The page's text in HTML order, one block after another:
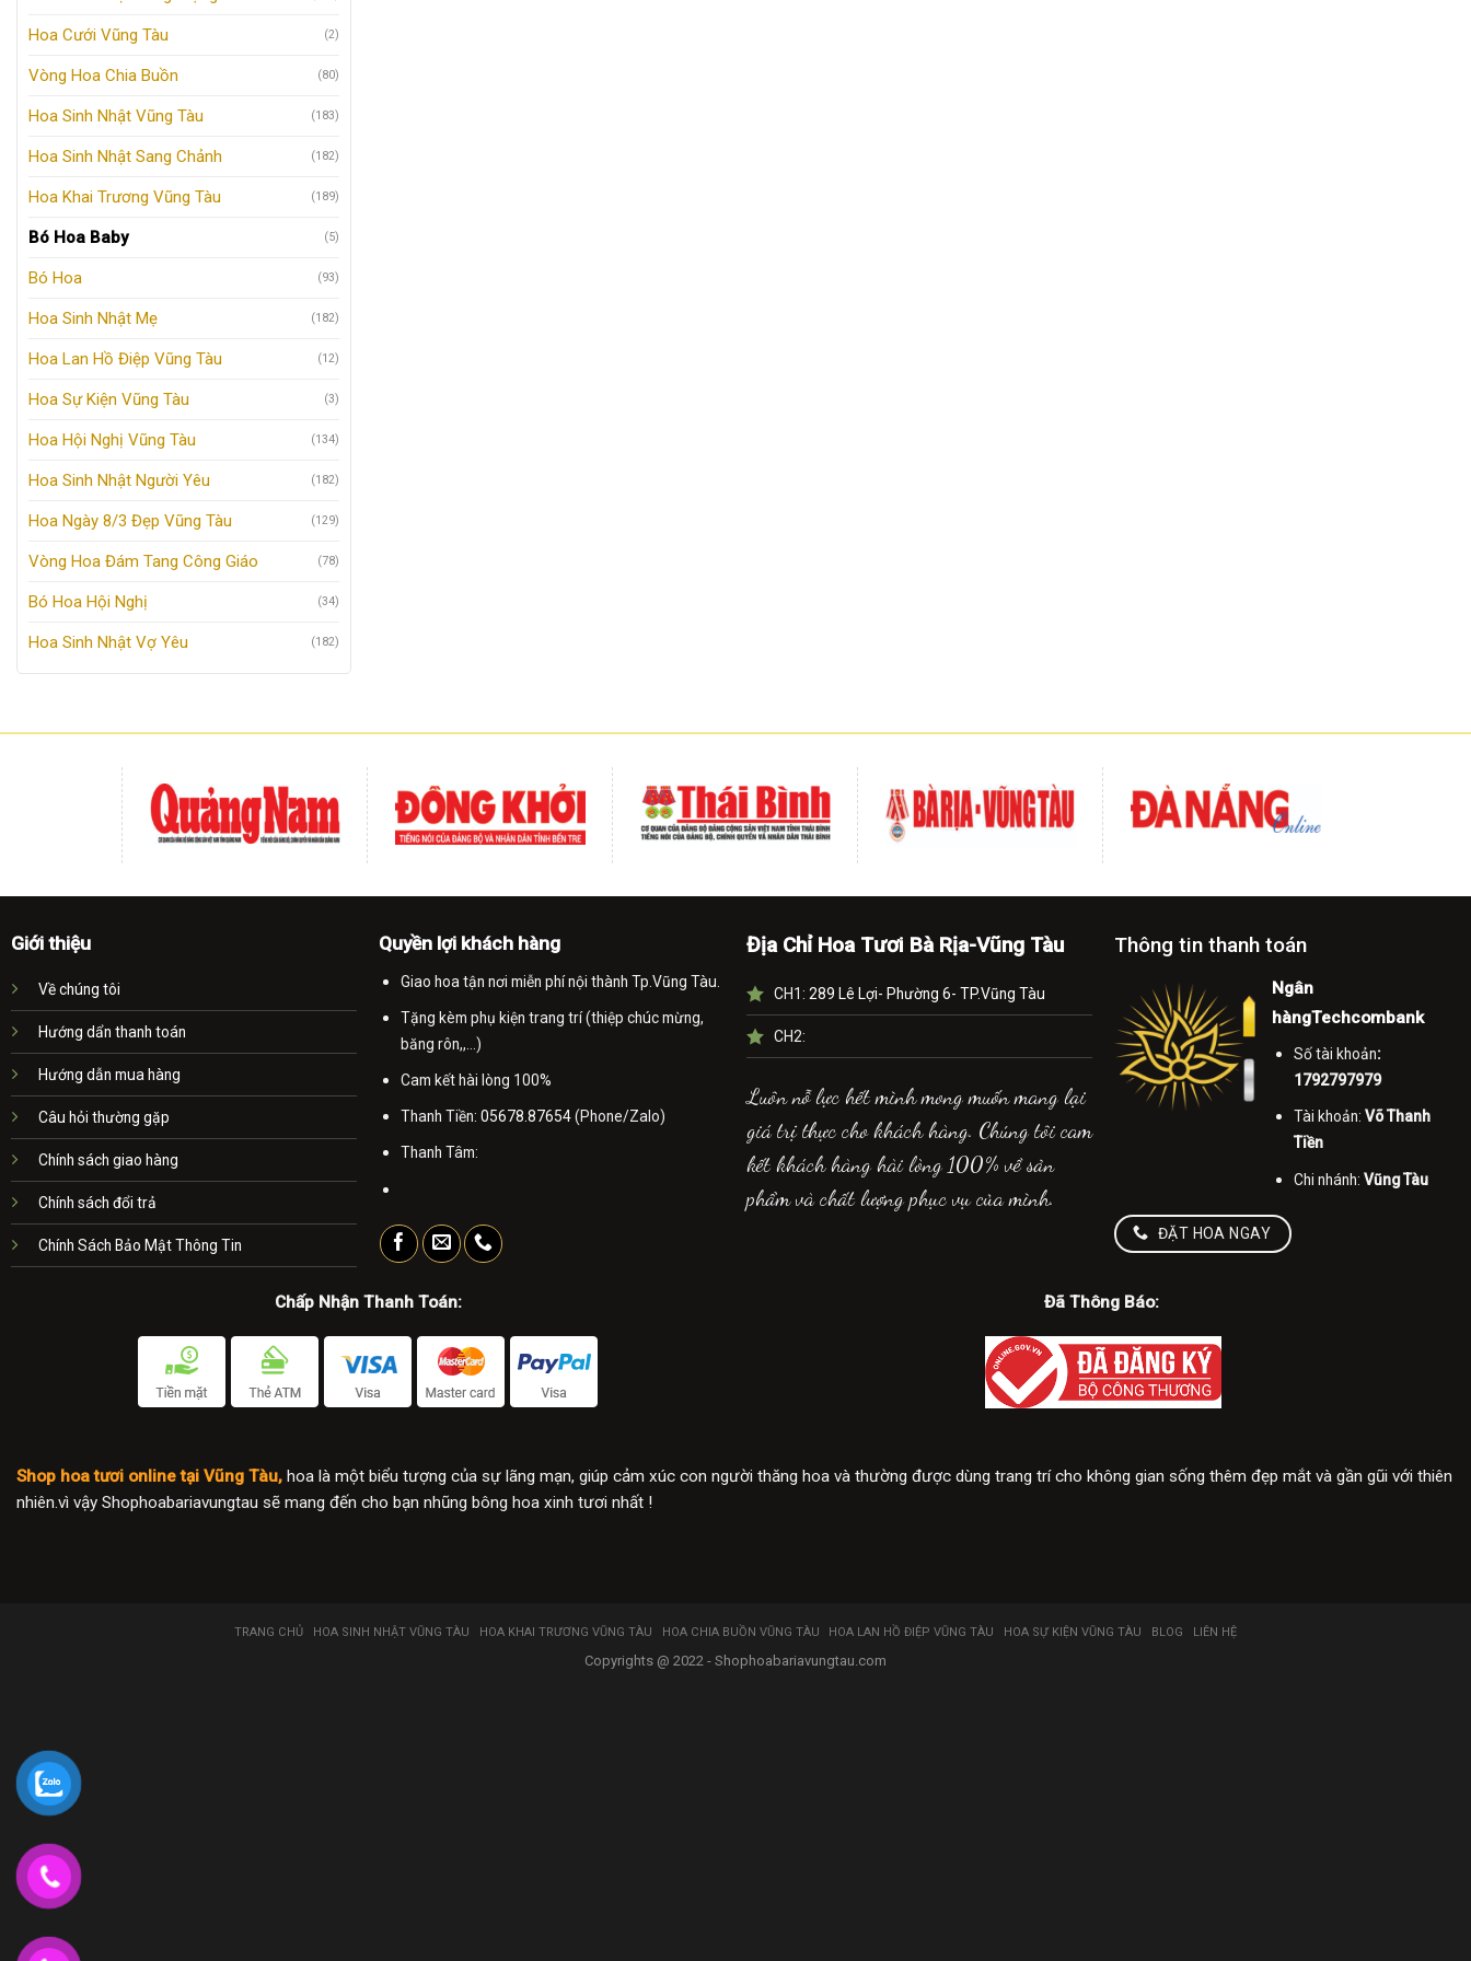
Hoa Cưới Vũng Tàu (2)
Vòng Hoa Chia Buồn (80)
Hoa Sinh Nhật Vũng Tàu (183)
Hoa Sinh Nhật Sang Chảnh (182)
Hoa Khai Trương Vũng Tàu (189)
Bó Hoa Baby (5)
Bó Hoa (93)
Hoa Sinh Nhật Mẹ (182)
Hoa Lan Hồ Điệp Vũng Tàu (12)
Hoa Sự Kiện Vũng Tàu (3)
Hoa Hội Nghị Vũng Tàu (134)
Hoa Sinh Nhật Người Yêu (182)
Hoa Ngày 8/3 Đẹp Vũng Tàu (129)
Vòng Hoa Đám Tang Công Giáo (78)
Bó Hoa Hội Nghị (34)
Hoa Sinh Nhật Vợ Yêu (182)
Giới thiệu
Về chúng tôi
Hướng dẩn thanh toán
Hướng dẫn mua hàng
Câu hỏi thường gặp
Chính sách giao hàng
Chính sách đổi trả
Chính Sách Bảo Mật Thông Tin
Quyền lợi khách hàng
Giao hoa tận nơi miễn phí nội thành Tp.Vũng Tàu.
Tặng kèm phụ kiện trang trí (thiệp chúc mừng,
băng rôn,,...)
Cam kết hài lòng 100%
Thanh Tiền: 05678.87654(Phone/Zalo)
Thanh Tâm:
Địa Chỉ Hoa Tươi Bà Rịa-Vũng Tàu
CH1: 289 Lê Lợi- Phường 6- TP.Vũng Tàu
CH2:
Luôn nỗ lực hết mình mong muốn mang lại
giá trị thực cho khách hàng. Chúng tôi cam
kết khách hàng hài lòng 100% về sản
phẩm và chất lượng phục vụ của mình.
Thông tin thanh toán
Ngân
hàngTechcombank
Số tài khoản:
1792797979
Tài khoản:Võ Thanh
Tiền
Chi nhánh:Vũng Tàu
ĐẶT HOA NGAY
Chấp Nhận Thanh Toán: Đã Thông Báo:
Shop hoa tươi online tại Vũng Tàu, hoa là một biểu tượng của sự lãng mạn, giúp cảm xúc con người thăng hoa và thường được dùng trang trí cho không gian sống thêm đẹp mắt và gần gũi với thiên
nhiên.vì vậy Shophoabariavungtau sẽ mang đến cho bạn nhũng bông hoa xinh tươi nhất !
TRANG CHỦ HOA SINH NHẬT VŨNG TÀU HOA KHAI TRƯƠNG VŨNG TÀU HOA CHIA BUỒN VŨNG TÀU HOA LAN HỒ ĐIỆP VŨNG TÀU HOA SỰ KIỆN VŨNG TÀU BLOG LIÊN HỆ
Copyrights @ 2022 - Shophoabariavungtau.com